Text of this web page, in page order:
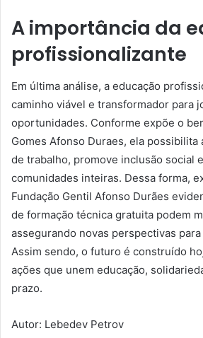
A importância da
profissionalizante
Em última análise, a educação
caminho viável e transformador para
oportunidades. Conforme expõe o
Gomes Afonso Duraes, ela possibilita
de trabalho, promove inclusão social
comunidades inteiras. Dessa forma,
Fundação Gentil Afonso Durães
de formação técnica gratuita podem
assegurando novas perspectivas
Assim sendo, o futuro é construído
ações que unem educação,
prazo.
Autor: Lebedev Petrov